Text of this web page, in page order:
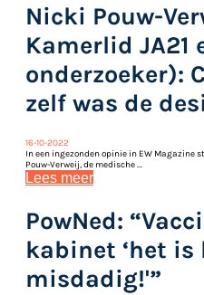
Nicki Pouw-
Kamerlid JA21
onderzoeker):
zelf was de
16-10-2022
In een ingezonden opinie in EW Magazine
Pouw-Verweij, de medische ...
Lees meer
PowNed:
kabinet ‘het is
misdadig!'”